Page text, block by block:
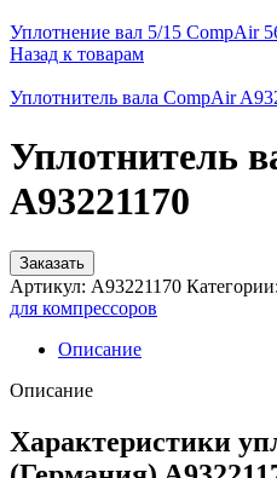
Уплотнение вал 5/15 CompAir
Назад к товарам
Уплотнитель вала CompAir
Уплотнитель
A93221170
Заказать
Артикул: A93221170 Категории:
для компрессоров
Описание
Описание
Характеристики